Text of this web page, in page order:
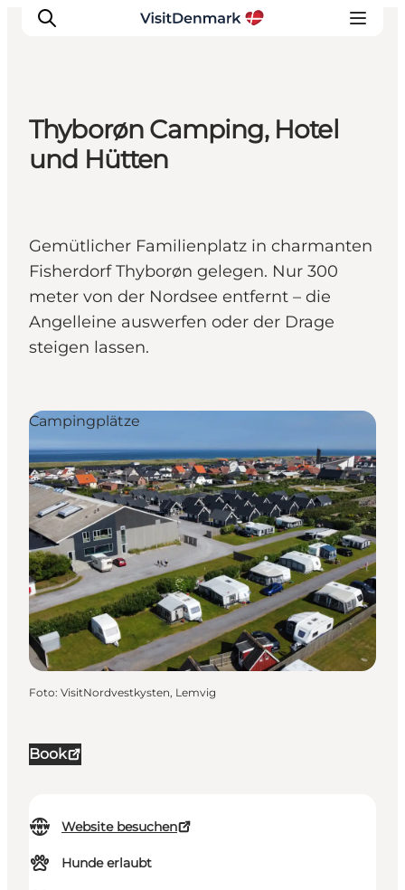
Inspiration
Reiseplanung
Thyborøn Camping, Hotel
und Hütten
Gemütlicher Familienplatz in charmanten
Fisherdorf Thyborøn gelegen. Nur 300
meter von der Nordsee entfernt – die
Angelleine auswerfen oder der Drage
steigen lassen.
Book
Website besuchen
Hunde erlaubt
Campingplätze
Foto: VisitNordvestkysten, Lemvig